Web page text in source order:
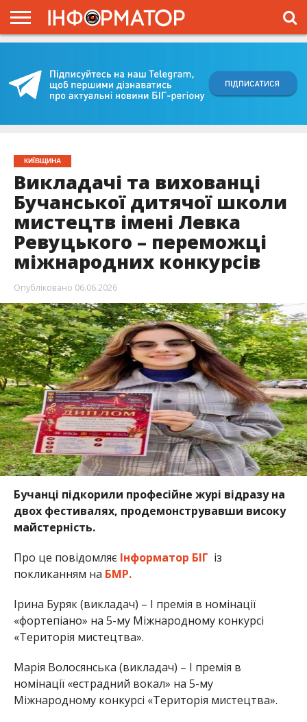
ПРОЄКТ
КИЇВЩИНА
Викладачі та вихованці
Бучанської дитячої школи
мистецтв імені Левка
Ревуцького – переможці
міжнародних конкурсів
Опубліковано 06.06.2026
Бучанці підкорили професійне журі відразу на
двох фестивалях, продемонструвавши високу
майстерність.
Про це повідомляє Інформатор БІГ із
покликанням на БМР.
Ірина Буряк (викладач) – І премія в номінації
«фортепіано» на 5-му Міжнародному конкурсі
«Територія мистецтва».
Марія Волосянська (викладач) – І премія в
номінації «естрадний вокал» на 5-му
Міжнародному конкурсі «Територія мистецтва».